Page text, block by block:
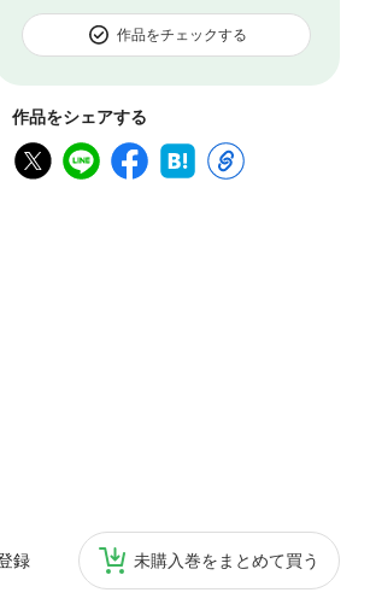
作品をチェックする
作品をシェアする
録 未購入巻をまとめて買う